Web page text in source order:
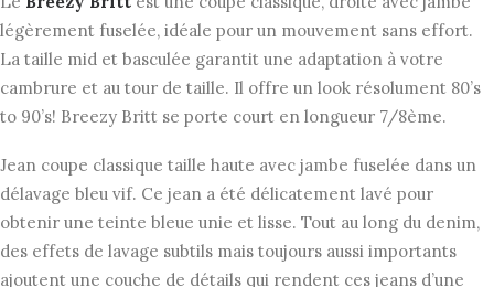
était :
169,00€.
est :
84,50€.
légèrement fuselée, idéale pour un mouvement sans effort.
La taille mid et basculée garantit une adaptation à votre
cambrure et au tour de taille. Il offre un look résolument 80’s
to 90’s! Breezy Britt se porte court en longueur 7/8ème.
Jean coupe classique taille haute avec jambe fuselée dans un
délavage bleu vif. Ce jean a été délicatement lavé pour
obtenir une teinte bleue unie et lisse. Tout au long du denim,
des effets de lavage subtils mais toujours aussi importants
ajoutent une couche de détails qui rendent ces jeans d’une